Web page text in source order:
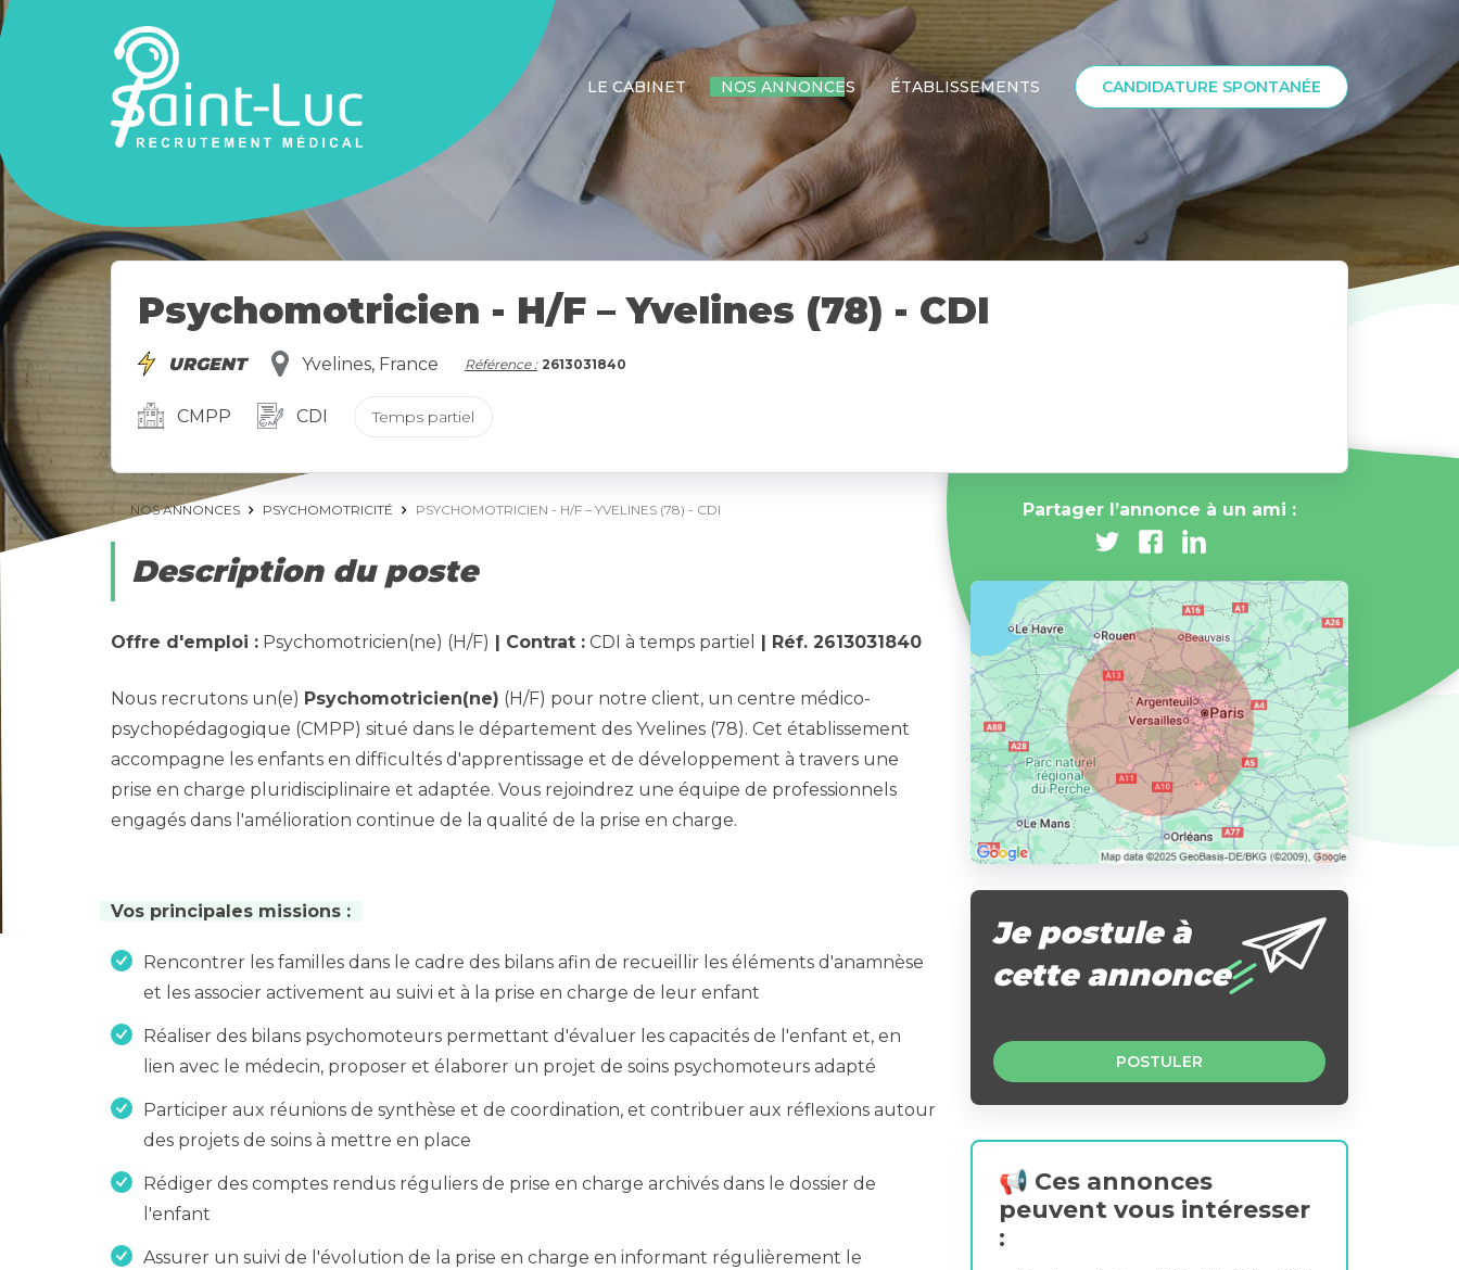
LE CABINET NOS ANNONCES ÉTABLISSEMENTS CANDIDATURE SPONTANÉE
Psychomotricien - H/F – Yvelines (78) - CDI
URGENT Yvelines, France Référence : 2613031840
CMPP CDI Temps partiel
NOS ANNONCES PSYCHOMOTRICITÉ PSYCHOMOTRICIEN - H/F – YVELINES (78) - CDI
Description du poste
Offre d'emploi : Psychomotricien(ne) (H/F) | Contrat : CDI à temps partiel | Réf. 2613031840
Nous recrutons un(e) Psychomotricien(ne) (H/F) pour notre client, un centre médico-
psychopédagogique (CMPP) situé dans le département des Yvelines (78). Cet établissement
accompagne les enfants en difficultés d'apprentissage et de développement à travers une
prise en charge pluridisciplinaire et adaptée. Vous rejoindrez une équipe de professionnels
engagés dans l'amélioration continue de la qualité de la prise en charge.
Vos principales missions :
Rencontrer les familles dans le cadre des bilans afin de recueillir les éléments d'anamnèse
et les associer activement au suivi et à la prise en charge de leur enfant
Réaliser des bilans psychomoteurs permettant d'évaluer les capacités de l'enfant et, en
lien avec le médecin, proposer et élaborer un projet de soins psychomoteurs adapté
Participer aux réunions de synthèse et de coordination, et contribuer aux réflexions autour
des projets de soins à mettre en place
Rédiger des comptes rendus réguliers de prise en charge archivés dans le dossier de
l'enfant
Assurer un suivi de l'évolution de la prise en charge en informant régulièrement le
Partager l’annonce à un ami :
Je postule à
cette annonce
POSTULER
📢 Ces annonces
peuvent vous intéresser
: